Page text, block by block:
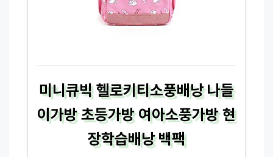
미니큐빅 헬로키티소풍배낭 나들
이가방 초등가방 여아소풍가방 현
장학습배낭 백팩